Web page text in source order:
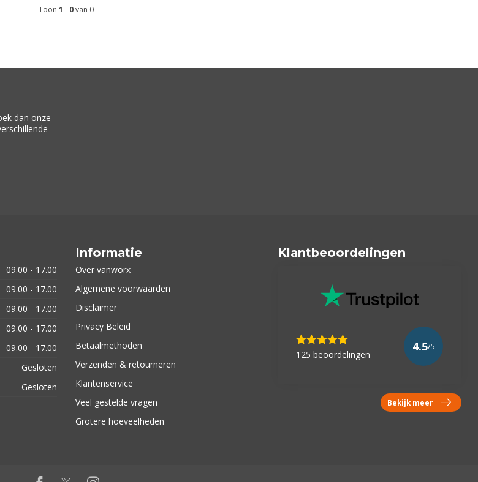
Toon 1 - 0van 0
dan onze
09.00 - 17.00
09.00 - 17.00
09.00 - 17.00
09.00 - 17.00
09.00 - 17.00
Gesloten
Gesloten
Informatie
Over vanworx
Algemene voorwaarden
Disclaimer
Privacy Beleid
Betaalmethoden
Verzenden & retourneren
Klantenservice
Veel gestelde vragen
Grotere hoeveelheden
Klantbeoordelingen
125 beoordelingen
4.5/5
Bekijk meer